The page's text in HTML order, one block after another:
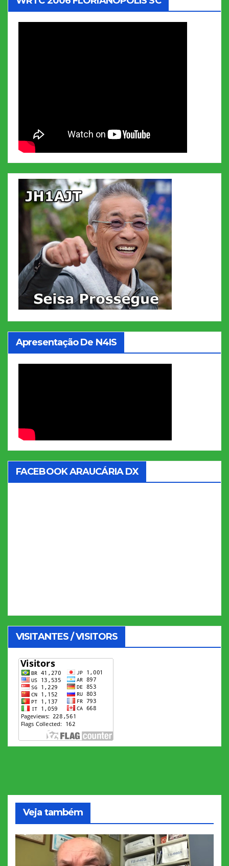
Apresentação De N4IS
FACEBOOK ARAUCÁRIA DX
VISITANTES / VISITORS
Veja também